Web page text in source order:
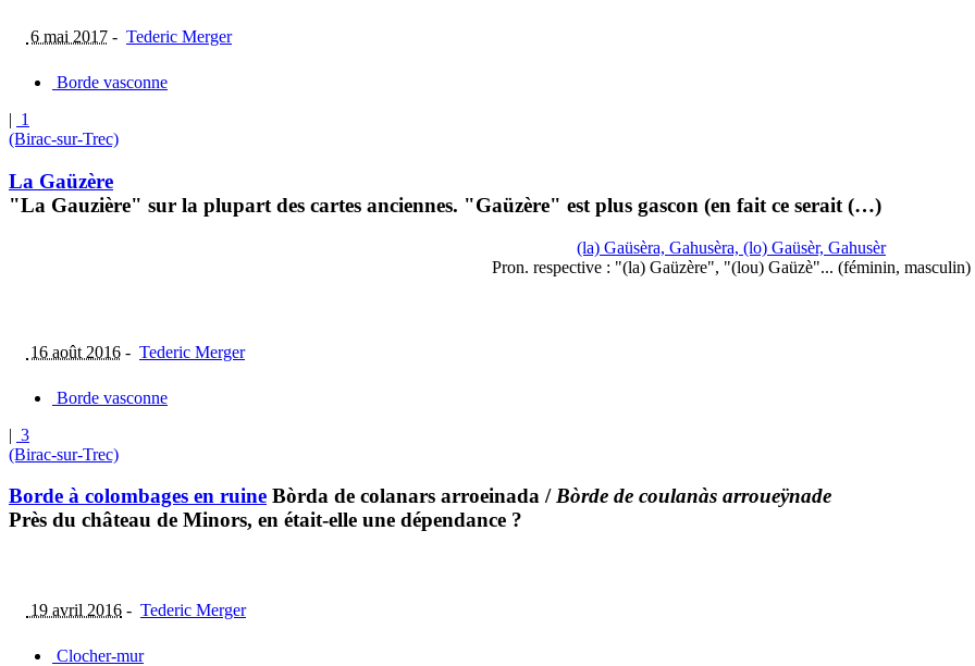
6 mai 2017 - Tederic Merger
Borde vasconne
| 1
(Birac-sur-Trec)
La Gaüzère
"La Gauzière" sur la plupart des cartes anciennes. "Gaüzère" est plus gascon (en fait ce serait (…)
(la) Gaüsèra, Gahusèra, (lo) Gaüsèr, Gahusèr
Pron. respective : "(la) Gaüzère", "(lou) Gaüzè"... (féminin, masculin)
16 août 2016 - Tederic Merger
Borde vasconne
| 3
(Birac-sur-Trec)
Borde à colombages en ruine Bòrda de colanars arroeinada /Bòrde de coulanàs arroueÿnade
Près du château de Minors, en était-elle une dépendance ?
19 avril 2016 - Tederic Merger
Clocher-mur